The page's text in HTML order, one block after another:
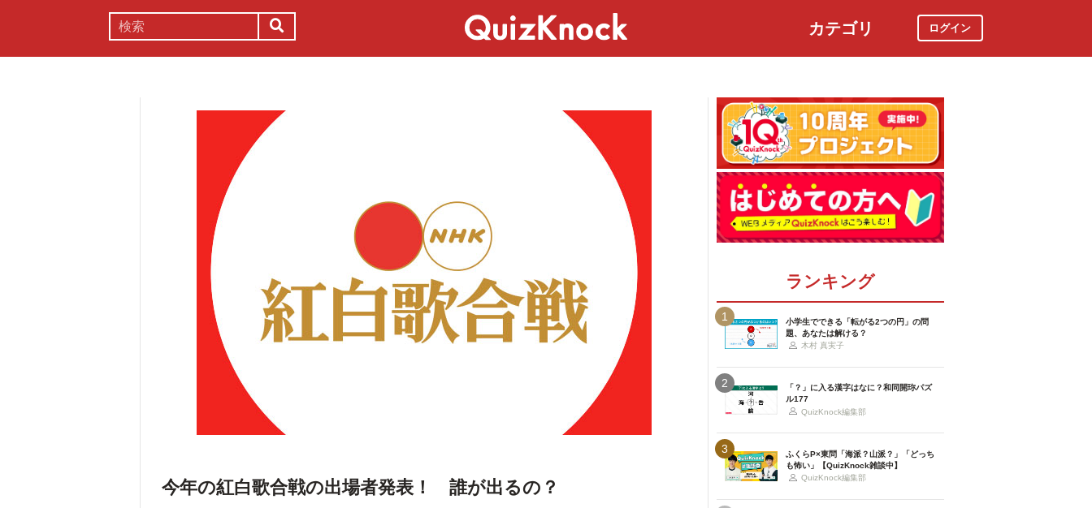
カテゴリ ログイン
今年の紅白歌合戦の出場者発表！ 誰が出るの？
ランキング
1
小学生でできる「転がる2つの円」の問
題、あなたは解ける？
木村 真実子
2
「？」に入る漢字はなに？和同開珎パズ
ル177
QuizKnock編集部
3
ふくらP×東問「海派？山派？」「どっち
も怖い」【QuizKnock雑談中】
QuizKnock編集部